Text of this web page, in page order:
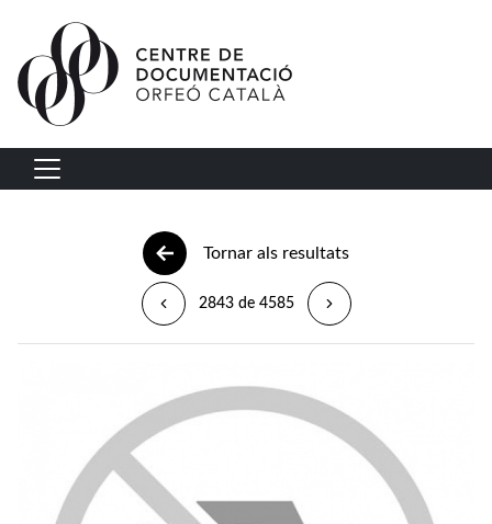
Vés al contingut
Navegació principal
Tornar als resultats
2843 de 4585